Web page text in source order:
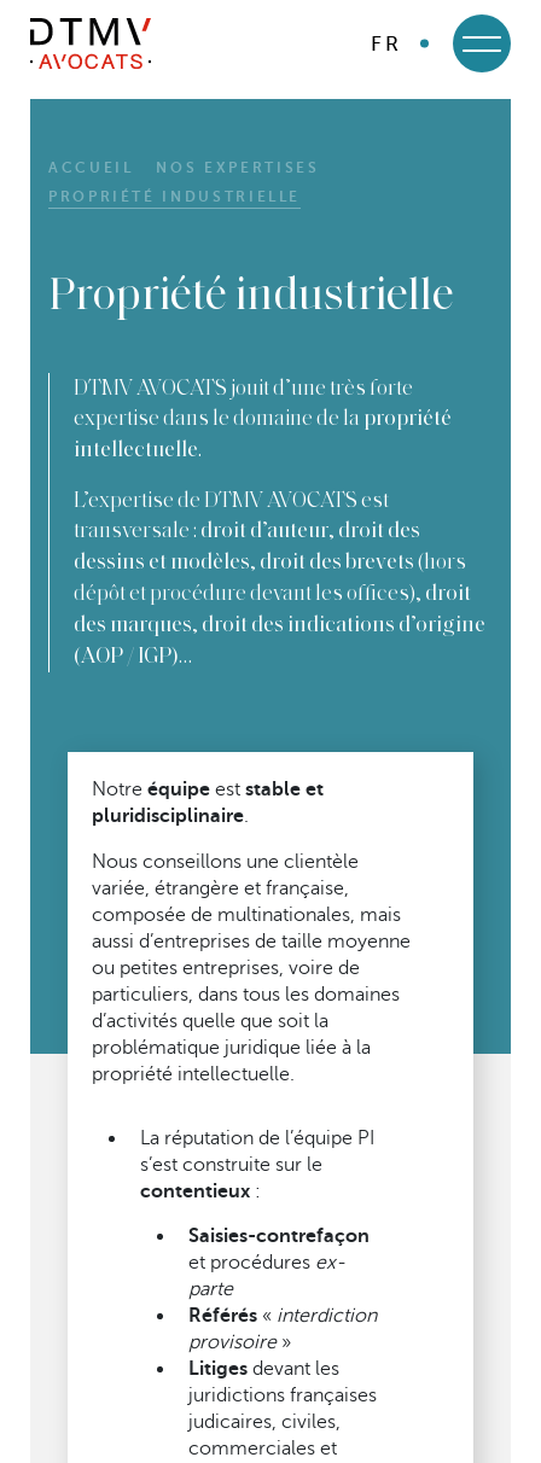
content
FR
ACCUEIL
NOS EXPERTISES
PROPRIÉTÉ INDUSTRIELLE
Propriété industrielle
DTMV AVOCATS jouit d’une très forte
expertise dans le domaine de la propriété
intellectuelle.
L’expertise de DTMV AVOCATS est
transversale : droit d’auteur, droit des
dessins et modèles, droit des brevets (hors
dépôt et procédure devant les offices), droit
des marques, droit des indications d’origine
(AOP / IGP)…
Notre équipe eststable et
pluridisciplinaire.
Nous conseillons une clientèle
variée, étrangère et française,
composée de multinationales, mais
aussi d’entreprises de taille moyenne
ou petites entreprises, voire de
particuliers, dans tous les domaines
d’activités quelle que soit la
problématique juridique liée à la
propriété intellectuelle.
La réputation de l’équipe PI
s’est construite sur le
contentieux:
Saisies-contrefaçon
et procédures ex-
parte
Référés« interdiction
provisoire»
Litigesdevant les
juridictions françaises
judicaires, civiles,
commerciales et